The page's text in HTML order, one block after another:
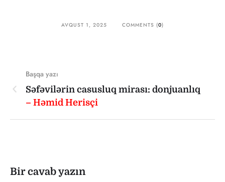
AVQUST 1, 2025 COMMENTS (0)
Başqa yazı
Səfəvilərin casusluq mirası: donjuanlıq
– Həmid Herisçi
Bir cavab yazın